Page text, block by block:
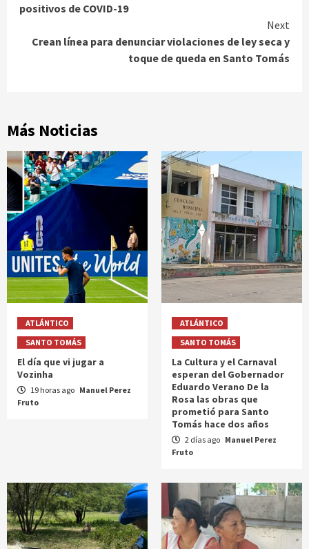
Reading
positivos de COVID-19
Next
Crean línea para denunciar violaciones de ley seca y
toque de queda en Santo Tomás
Más Noticias
ATLÁNTICO
SANTO TOMÁS
El día que vi jugar a
Vozinha
19 horas ago Manuel Perez
Fruto
ATLÁNTICO
SANTO TOMÁS
La Cultura y el Carnaval
esperan del Gobernador
Eduardo Verano De la
Rosa las obras que
prometió para Santo
Tomás hace dos años
2 días ago Manuel Perez
Fruto